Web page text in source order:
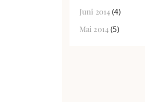
Juni 2014 (4)
Mai 2014 (5)